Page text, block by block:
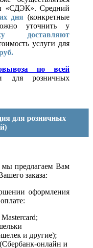
«СДЭК». Средний
дня (конкретные
уточнить у
доставляют
услуги для
по всей
для розничных
для розничных
мы предлагаем Вам
заказа:
оформления
и другие);
онлайн и